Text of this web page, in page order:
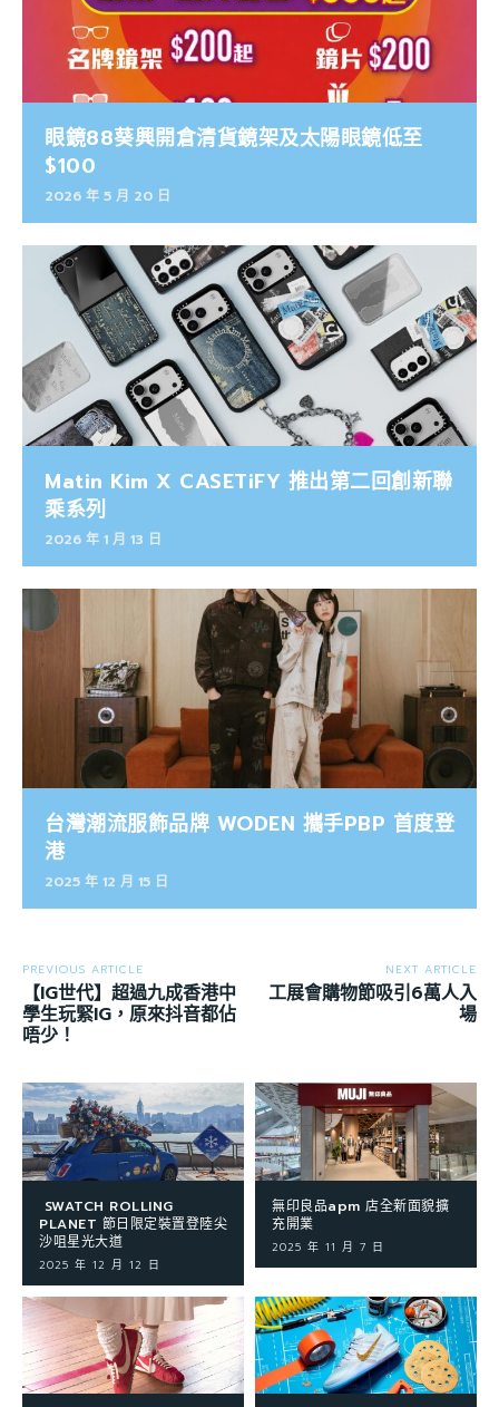
眼鏡88葵興開倉清貨鏡架及太陽眼鏡低至
$100
2026 年 5 月 20 日
Matin Kim X CASETiFY 推出第二回創新聯
乘系列
2026 年 1 月 13 日
台灣潮流服飾品牌 WODEN 攜手PBP 首度登
港
2025 年 12 月 15 日
PREVIOUS ARTICLE
【IG世代】超過九成香港中
學生玩緊IG，原來抖音都佔
唔少！
NEXT ARTICLE
工展會購物節吸引6萬人入
場
SWATCH ROLLING
PLANET 節日限定裝置登陸尖
沙咀星光大道
2025 年 12 月 12 日
無印良品apm 店全新面貌擴
充開業
2025 年 11 月 7 日